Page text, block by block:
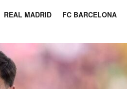
REAL MADRID FC BARCELONA